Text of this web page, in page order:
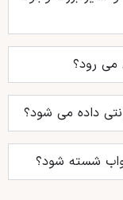
رود؟
داده می‌ شود؟
شسته شود؟